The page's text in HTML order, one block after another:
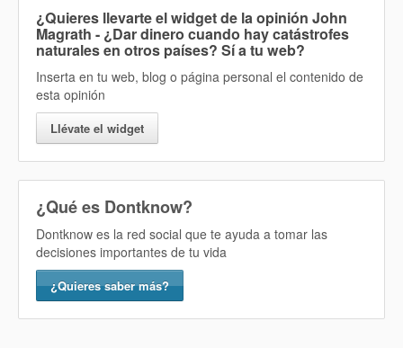
¿Quieres llevarte el widget de la opinión John
Magrath - ¿Dar dinero cuando hay catástrofes
naturales en otros países? Sía tu web?
Inserta en tu web, blog o página personal el contenido de
esta opinión
Llévate el widget
¿Qué es Dontknow?
Dontknow es la red social que te ayuda a tomar las
decisiones importantes de tu vida
¿Quieres saber más?